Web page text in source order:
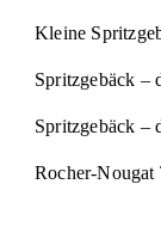
Kleine
Spritzgebäck –
Spritzgebäck –
Rocher-Nougat